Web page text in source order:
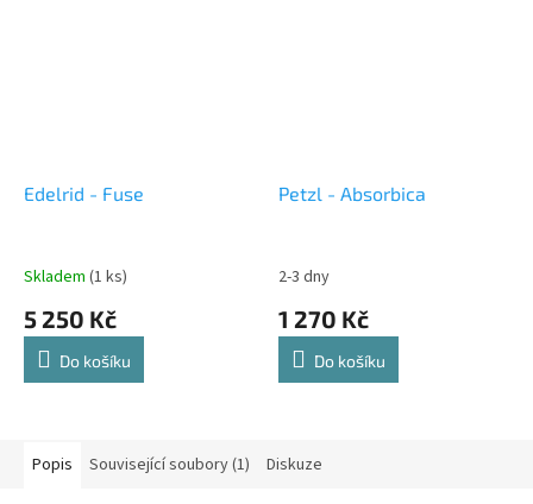
Edelrid - Fuse
Skladem (1 ks)
5 250 Kč
Do košíku
Petzl - Absorbica
2-3 dny
1 270 Kč
Do košíku
Popis Související soubory (1) Diskuze